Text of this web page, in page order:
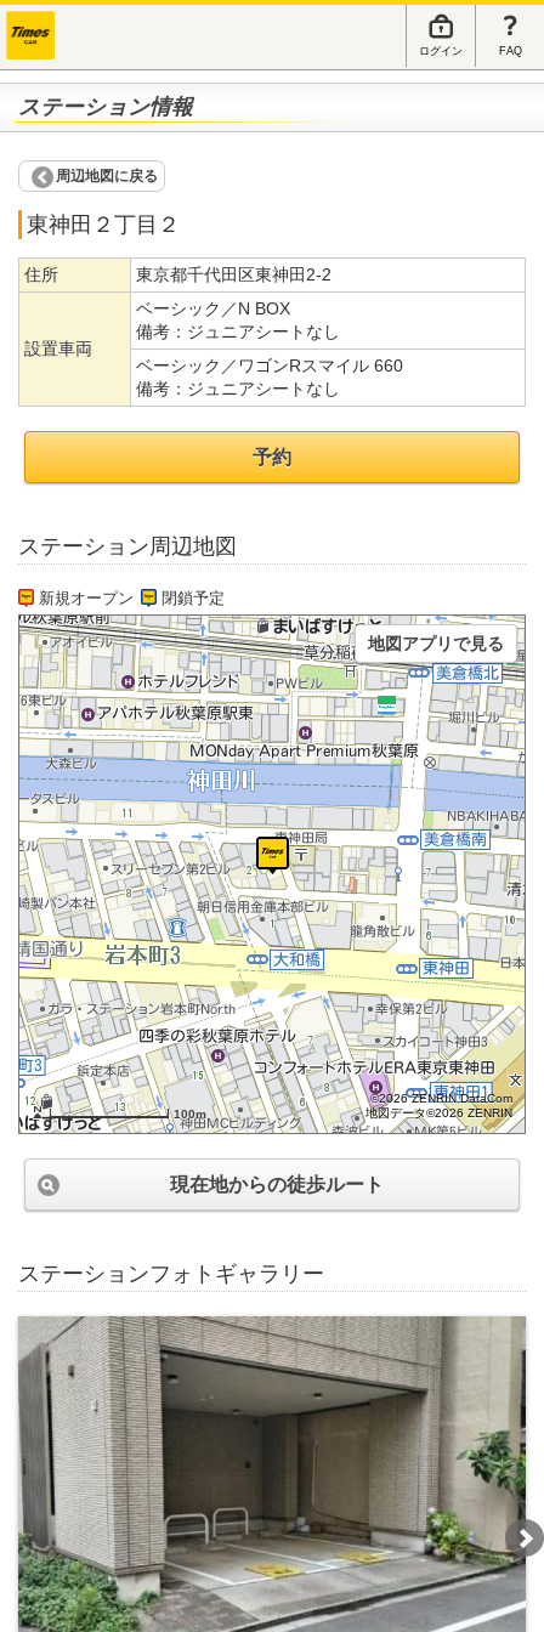
ログイン FAQ
ステーション情報
周辺地図に戻る
東神田２丁目２
住所 東京都千代田区東神田2-2
設置車両
ベーシック／N BOX
備考： ジュニアシートなし
ベーシック／ワゴンRスマイル 660
備考： ジュニアシートなし
予約
ステーション周辺地図
新規オープン 閉鎖予定
100m
©2026 ZENRIN DataCom
地図データ©2026 ZENRIN
地図アプリで見る
現在地からの徒歩ルート
ステーションフォトギャラリー